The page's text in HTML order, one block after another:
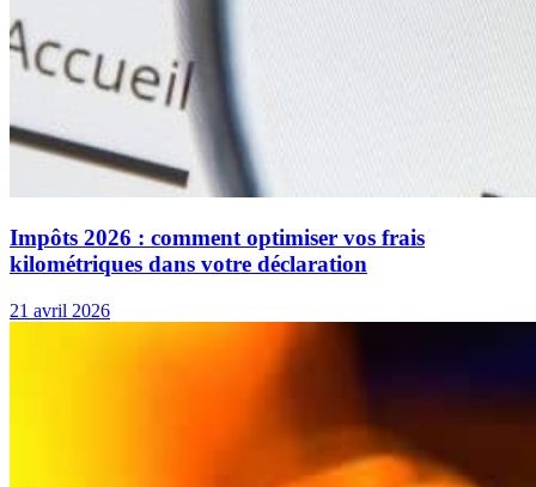
Impôts 2026 : comment optimiser vos frais
kilométriques dans votre déclaration
21 avril 2026